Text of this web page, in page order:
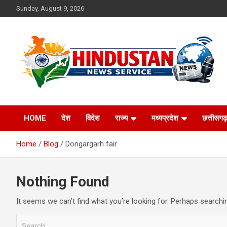
to
Sunday, August 9, 2026
Hindustan News
Service
HOME देश विदेश राज्य मध्यप्रदेश छत्तीसगढ़
Home Blog Dongargarh fair
Nothing Found
It seems we can’t find what you’re looking for. Perhaps